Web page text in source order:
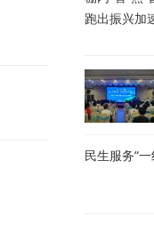
跑出振兴加
民生服务“